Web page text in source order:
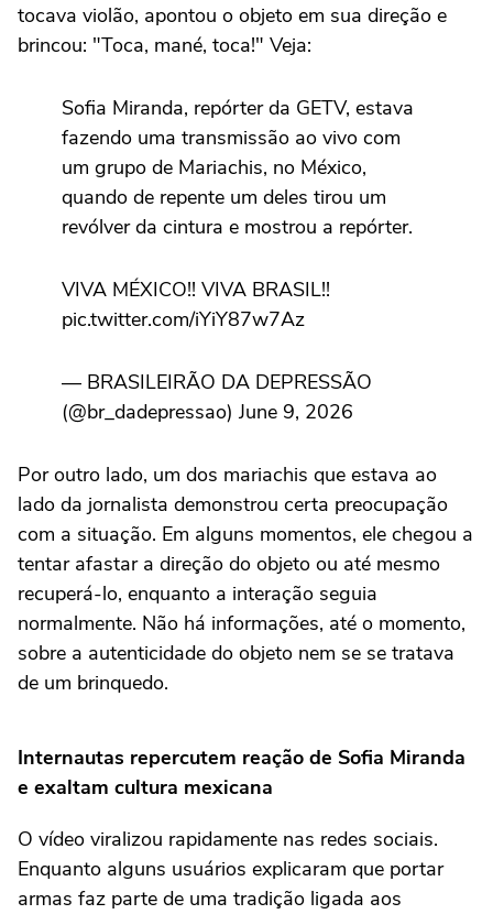
tocava violão, apontou o objeto em sua direção e
brincou: "Toca, mané, toca!" Veja:
Sofia Miranda, repórter da GETV, estava
fazendo uma transmissão ao vivo com
um grupo de Mariachis, no México,
quando de repente um deles tirou um
revólver da cintura e mostrou a repórter.
VIVA MÉXICO!! VIVA BRASIL!!
pic.twitter.com/iYiY87w7Az
— BRASILEIRÃO DA DEPRESSÃO
(@br_dadepressao) June 9, 2026
Por outro lado, um dos mariachis que estava ao
lado da jornalista demonstrou certa preocupação
com a situação. Em alguns momentos, ele chegou a
tentar afastar a direção do objeto ou até mesmo
recuperá-lo, enquanto a interação seguia
normalmente. Não há informações, até o momento,
sobre a autenticidade do objeto nem se se tratava
de um brinquedo.
Internautas repercutem reação de Sofia Miranda
e exaltam cultura mexicana
O vídeo viralizou rapidamente nas redes sociais.
Enquanto alguns usuários explicaram que portar
armas faz parte de uma tradição ligada aos